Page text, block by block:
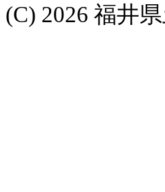
(C) 2026 福井